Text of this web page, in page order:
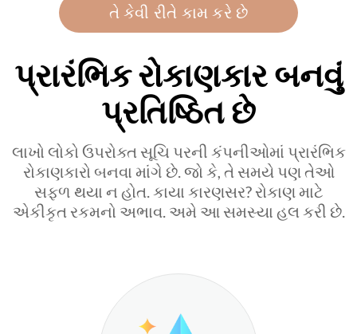
તે કેવી રીતે કામ કરે છે
પ્રારંભિક રોકાણકાર બનવું
પ્રતિષ્ઠિત છે
લાખો લોકો ઉપરોક્ત સૂચિ પરની કંપનીઓમાં પ્રારંભિક
રોકાણકારો બનવા માંગે છે. જો કે, તે સમયે પણ તેઓ
સફળ થયા ન હોત. કાયા કારણસર? રોકાણ માટે
એકીકૃત રકમનો અભાવ. અમે આ સમસ્યા હલ કરી છે.